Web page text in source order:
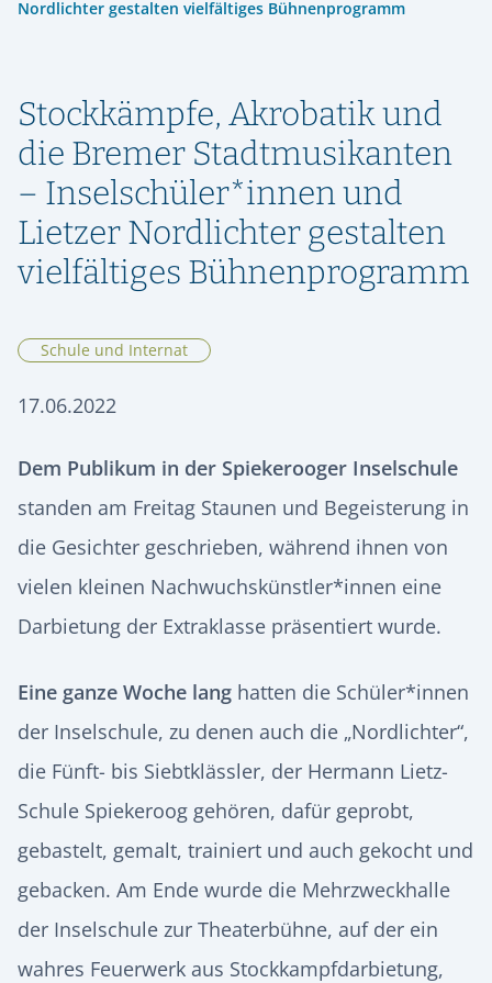
Vier junge Menschen erzählen, was von ihrer Zeit an der Hermann
Lietz-Schule geblieben ist.
RÜCKBLICK
FÖRDERVEREIN
HSHS-JOBS
SPEISEPLAN
LIETZ IM TV
KONTAKT & ANREISE
PRESSE
Nordlichter gestalten vielfältiges Bühnenprogramm
Stockkämpfe, Akrobatik und
die Bremer Stadtmusikanten
– Inselschüler*innen und
Lietzer Nordlichter gestalten
vielfältiges Bühnenprogramm
Schule und Internat
17.06.2022
Dem Publikum in der Spiekerooger Inselschule
standen am Freitag Staunen und Begeisterung in
die Gesichter geschrieben, während ihnen von
vielen kleinen Nachwuchskünstler*innen eine
Darbietung der Extraklasse präsentiert wurde.
Eine ganze Woche lang hatten die Schüler*innen
der Inselschule, zu denen auch die „Nordlichter“,
die Fünft- bis Siebtklässler, der Hermann Lietz-
Schule Spiekeroog gehören, dafür geprobt,
gebastelt, gemalt, trainiert und auch gekocht und
gebacken. Am Ende wurde die Mehrzweckhalle
der Inselschule zur Theaterbühne, auf der ein
wahres Feuerwerk aus Stockkampfdarbietung,